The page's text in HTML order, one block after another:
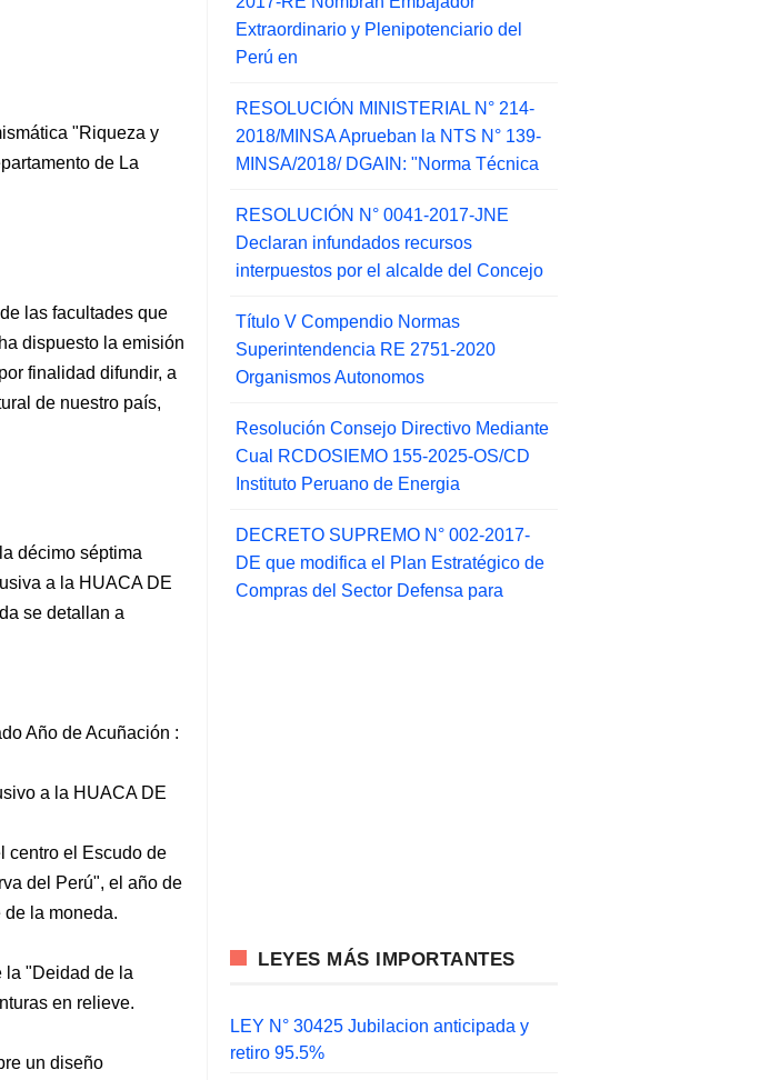
"Riqueza y
de La
las facultades que
dispuesto la emisión
finalidad difundir, a
de nuestro país,
décimo séptima
a la HUACA DE
se detallan a
Año de Acuñación :
a la HUACA DE
centro el Escudo de
del Perú", el año de
la moneda.
la "Deidad de la
en relieve.
un diseño
Extraordinario y Plenipotenciario del
Perú en
RESOLUCIÓN MINISTERIAL N° 214-
2018/MINSA Aprueban la NTS N° 139-
MINSA/2018/ DGAIN: "Norma Técnica
RESOLUCIÓN N° 0041-2017-JNE
Declaran infundados recursos
interpuestos por el alcalde del Concejo
Título V Compendio Normas
Superintendencia RE 2751-2020
Organismos Autonomos
Resolución Consejo Directivo Mediante
Cual RCDOSIEMO 155-2025-OS/CD
Instituto Peruano de Energia
DECRETO SUPREMO N° 002-2017-
DE que modifica el Plan Estratégico de
Compras del Sector Defensa para
LEYES MÁS IMPORTANTES
LEY N° 30425 Jubilacion anticipada y
retiro 95.5%